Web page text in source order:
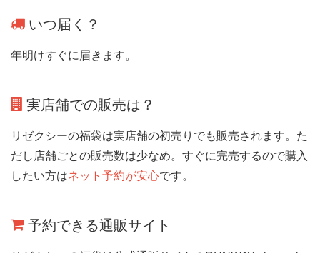
いつ届く？
年明けすぐに届きます。
実店舗での販売は？
リゼクシーの福袋は実店舗の初売りでも販売されます。た
だし店舗ごとの販売数は少なめ。すぐに完売するので購入
したい方はネット予約が安心です。
予約できる通販サイト